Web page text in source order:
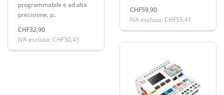
programmabile e ad alta
precisione, p..
CHF32,90
IVA esclusa: CHF30,43
CHF59,90
IVA esclusa: CHF55,41